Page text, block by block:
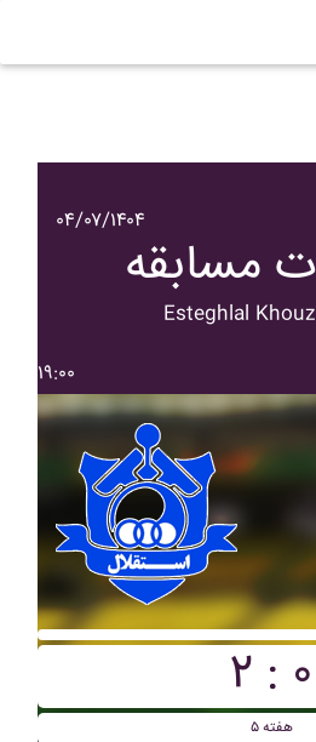
۰۴/۰۷/۱۴۰۴
مسابقه
Esteghlal
۱۹:۰۰
۲ : ۰
هفته ۵